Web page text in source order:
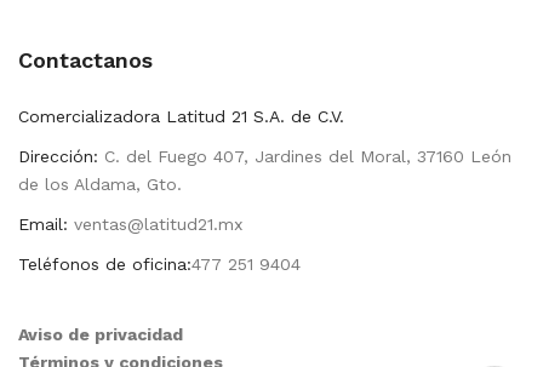
Contactanos
Comercializadora Latitud 21 S.A. de C.V.
Dirección: C. del Fuego 407, Jardines del Moral, 37160 León
de los Aldama, Gto.
Email: ventas@latitud21.mx
Teléfonos de oficina:477 251 9404
Aviso de privacidad
Términos y condiciones